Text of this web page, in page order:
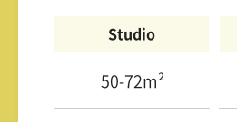
Studio
50-72m²